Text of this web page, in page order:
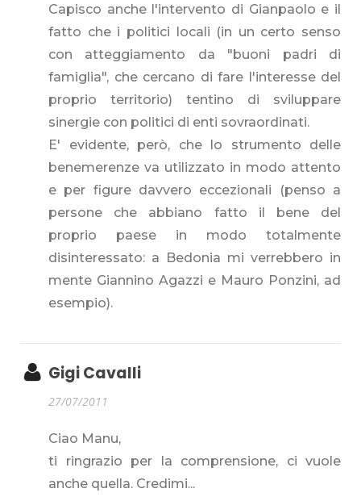
Capisco anche l'intervento di Gianpaolo e il
fatto che i politici locali (in un certo senso
con atteggiamento da "buoni padri di
famiglia", che cercano di fare l'interesse del
proprio territorio) tentino di sviluppare
sinergie con politici di enti sovraordinati.
E' evidente, però, che lo strumento delle
benemerenze va utilizzato in modo attento
e per figure davvero eccezionali (penso a
persone che abbiano fatto il bene del
proprio paese in modo totalmente
disinteressato: a Bedonia mi verrebbero in
mente Giannino Agazzi e Mauro Ponzini, ad
esempio).
Gigi Cavalli
27/07/2011
Ciao Manu,
ti ringrazio per la comprensione, ci vuole
anche quella. Credimi...